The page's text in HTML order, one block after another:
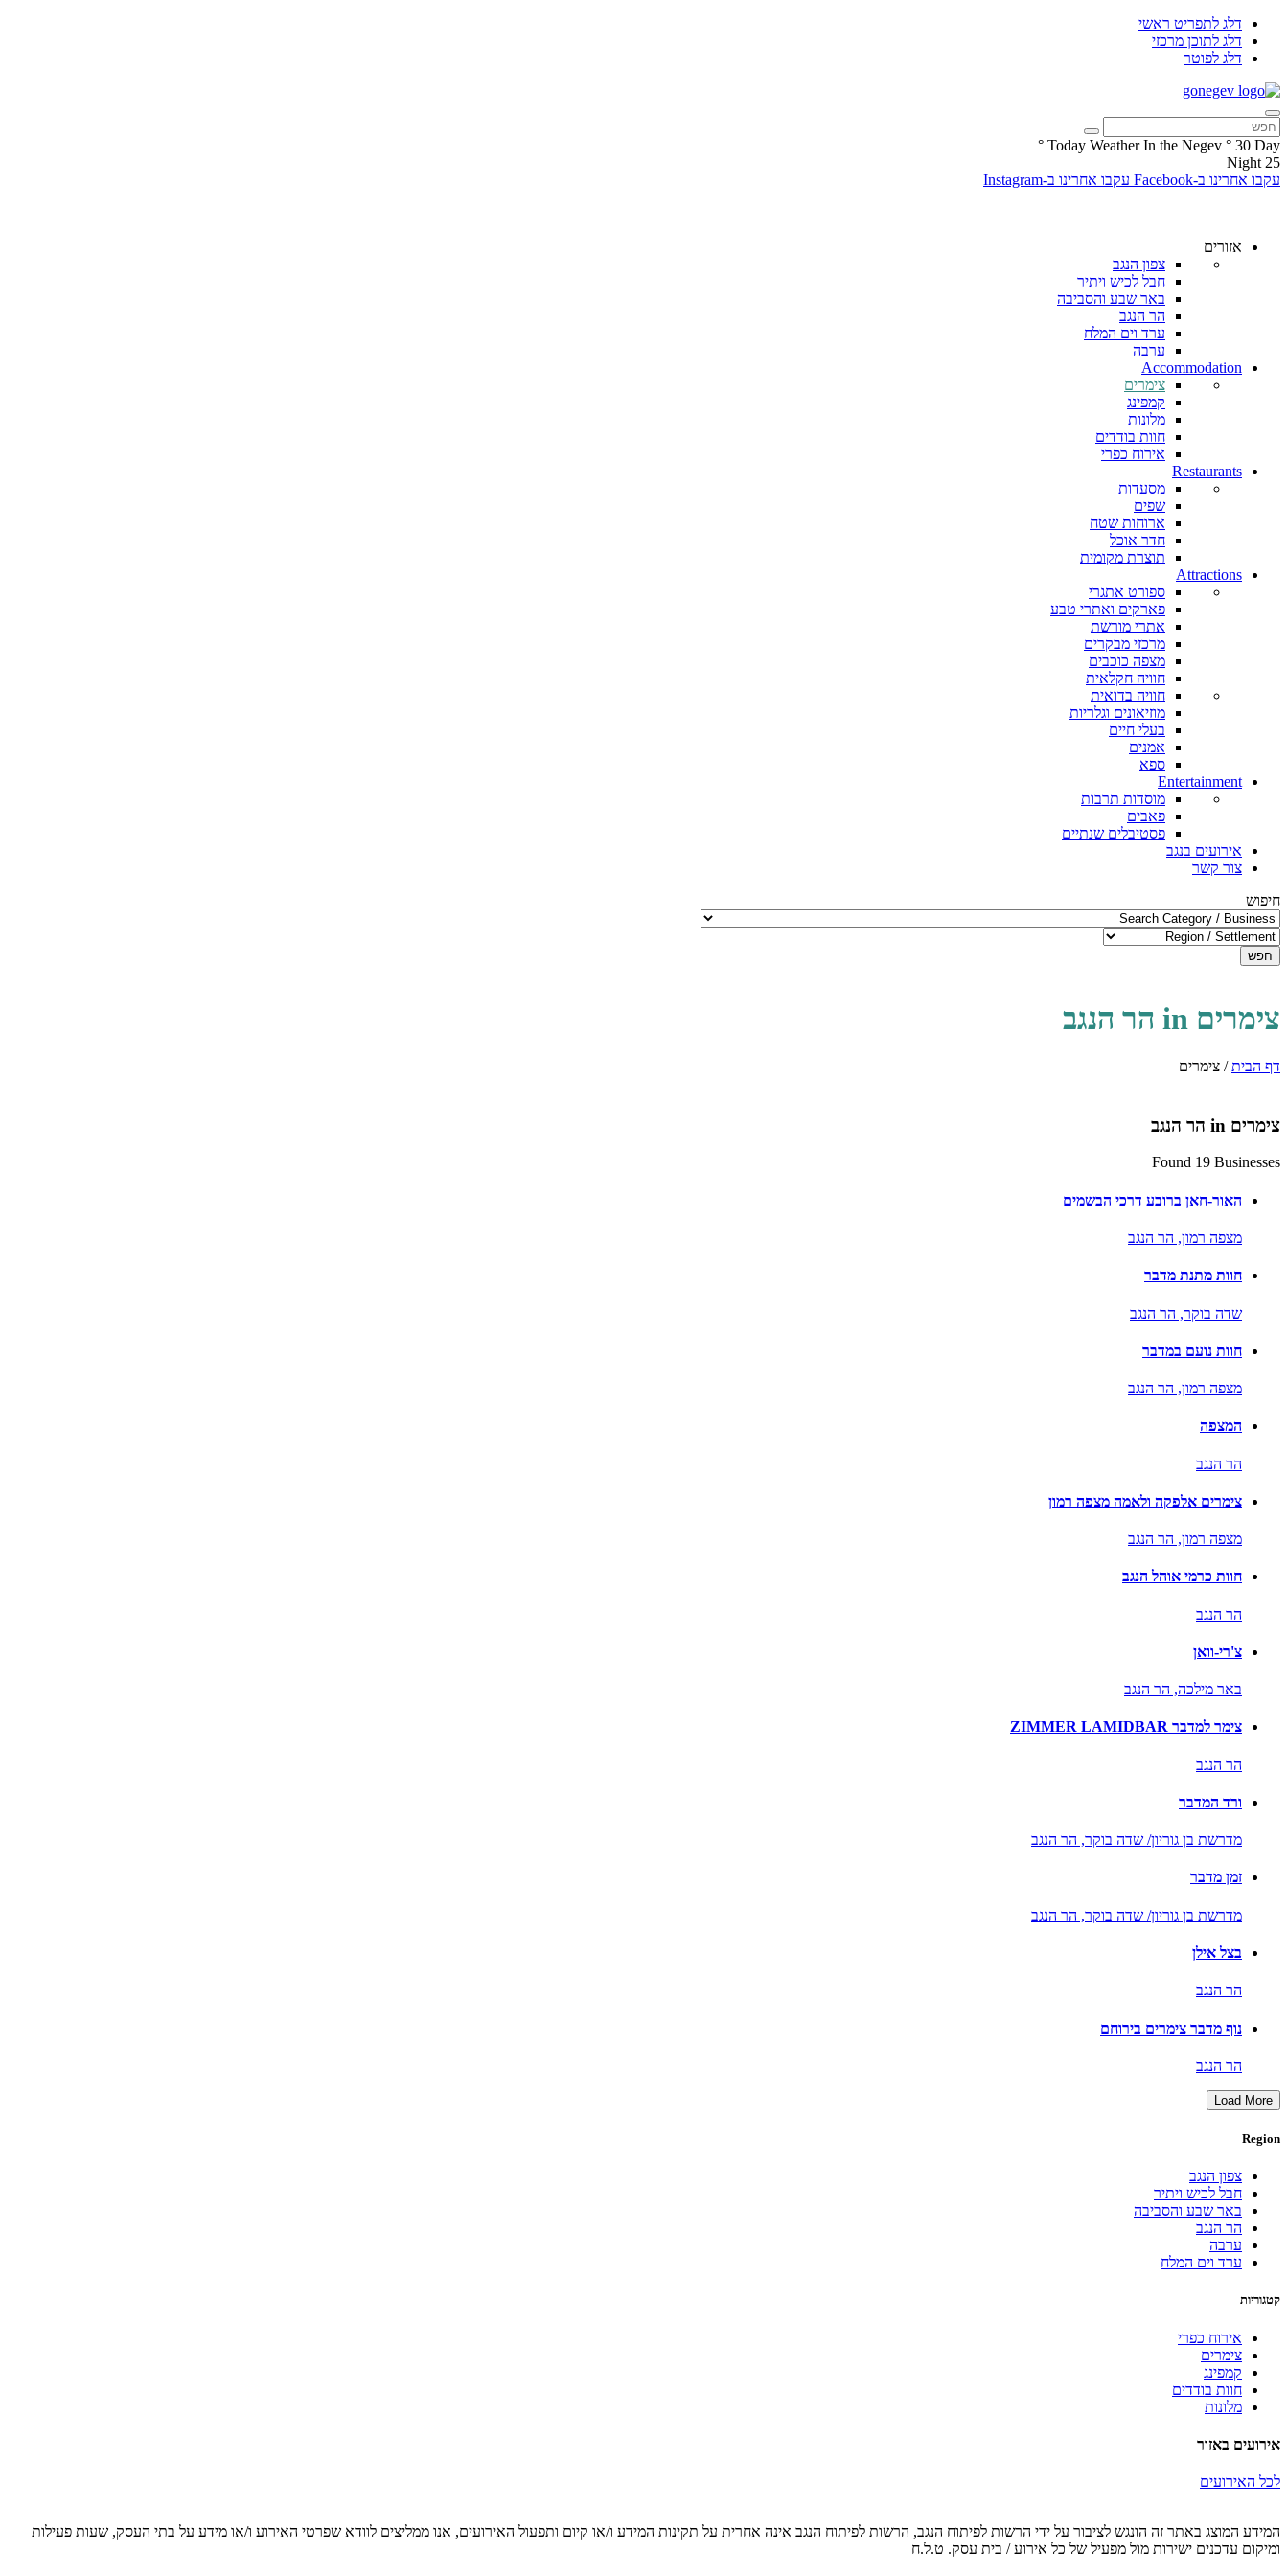
דלג לתפריט ראשי
דלג לתוכן מרכזי
דלג לפוטר
Today Weather In the Negev ° 30 Day
°
25
Night
עקבו אחרינו ב-Facebook
עקבו אחרינו ב-Instagram
אזורים
צפון הנגב
חבל לכיש ויתיר
באר שבע והסביבה
הר הנגב
ערד וים המלח
ערבה
Accommodation
צימרים
קמפינג
מלונות
חוות בודדים
אירוח כפרי
Restaurants
מסעדות
שפים
ארוחות שטח
חדר אוכל
תוצרת מקומית
Attractions
ספורט אתגרי
פארקים ואתרי טבע
אתרי מורשת
מרכזי מבקרים
מצפה כוכבים
חוויה חקלאית
חוויה בדואית
מוזיאונים וגלריות
בעלי חיים
אמנים
ספא
Entertainment
מוסדות תרבות
פאבים
פסטיבלים שנתיים
אירועים בנגב
צור קשר
חיפוש
חפש
צימרים in הר הנגב
דף הבית/ צימרים
צימרים in הר הנגב
Found 19 Businesses
האור-חאן ברובע דרכי הבשמים
מצפה רמון, הר הנגב
חוות מתנת מדבר
שדה בוקר, הר הנגב
חוות נועם במדבר
מצפה רמון, הר הנגב
המצפה
הר הנגב
צימרים אלפקה ולאמה מצפה רמון
מצפה רמון, הר הנגב
חוות כרמי אוהל הנגב
הר הנגב
צ'רי-וואן
באר מילכה, הר הנגב
צימר למדבר ZIMMER LAMIDBAR
הר הנגב
ורד המדבר
מדרשת בן גוריון/ שדה בוקר, הר הנגב
זמן מדבר
מדרשת בן גוריון/ שדה בוקר, הר הנגב
בצל אילן
הר הנגב
נוף מדבר צימרים בירוחם
הר הנגב
Load More
Region
צפון הנגב
חבל לכיש ויתיר
באר שבע והסביבה
הר הנגב
ערבה
ערד וים המלח
קטגוריות
אירוח כפרי
צימרים
קמפינג
חוות בודדים
מלונות
אירועים באזור
לכל האירועים
המידע המוצג באתר זה הונגש לציבור על ידי הרשות לפיתוח הנגב, הרשות לפיתוח הנגב אינה אחרית על תקינות המידע ו/או קיום ותפעול האירועים, אנו ממליצים לוודא שפרטי האירוע ו/או מידע על בתי העסק, שעות פעילות
ומיקום עדכנים ישירות מול מפעיל של כל אירוע / בית עסק. ט.ל.ח